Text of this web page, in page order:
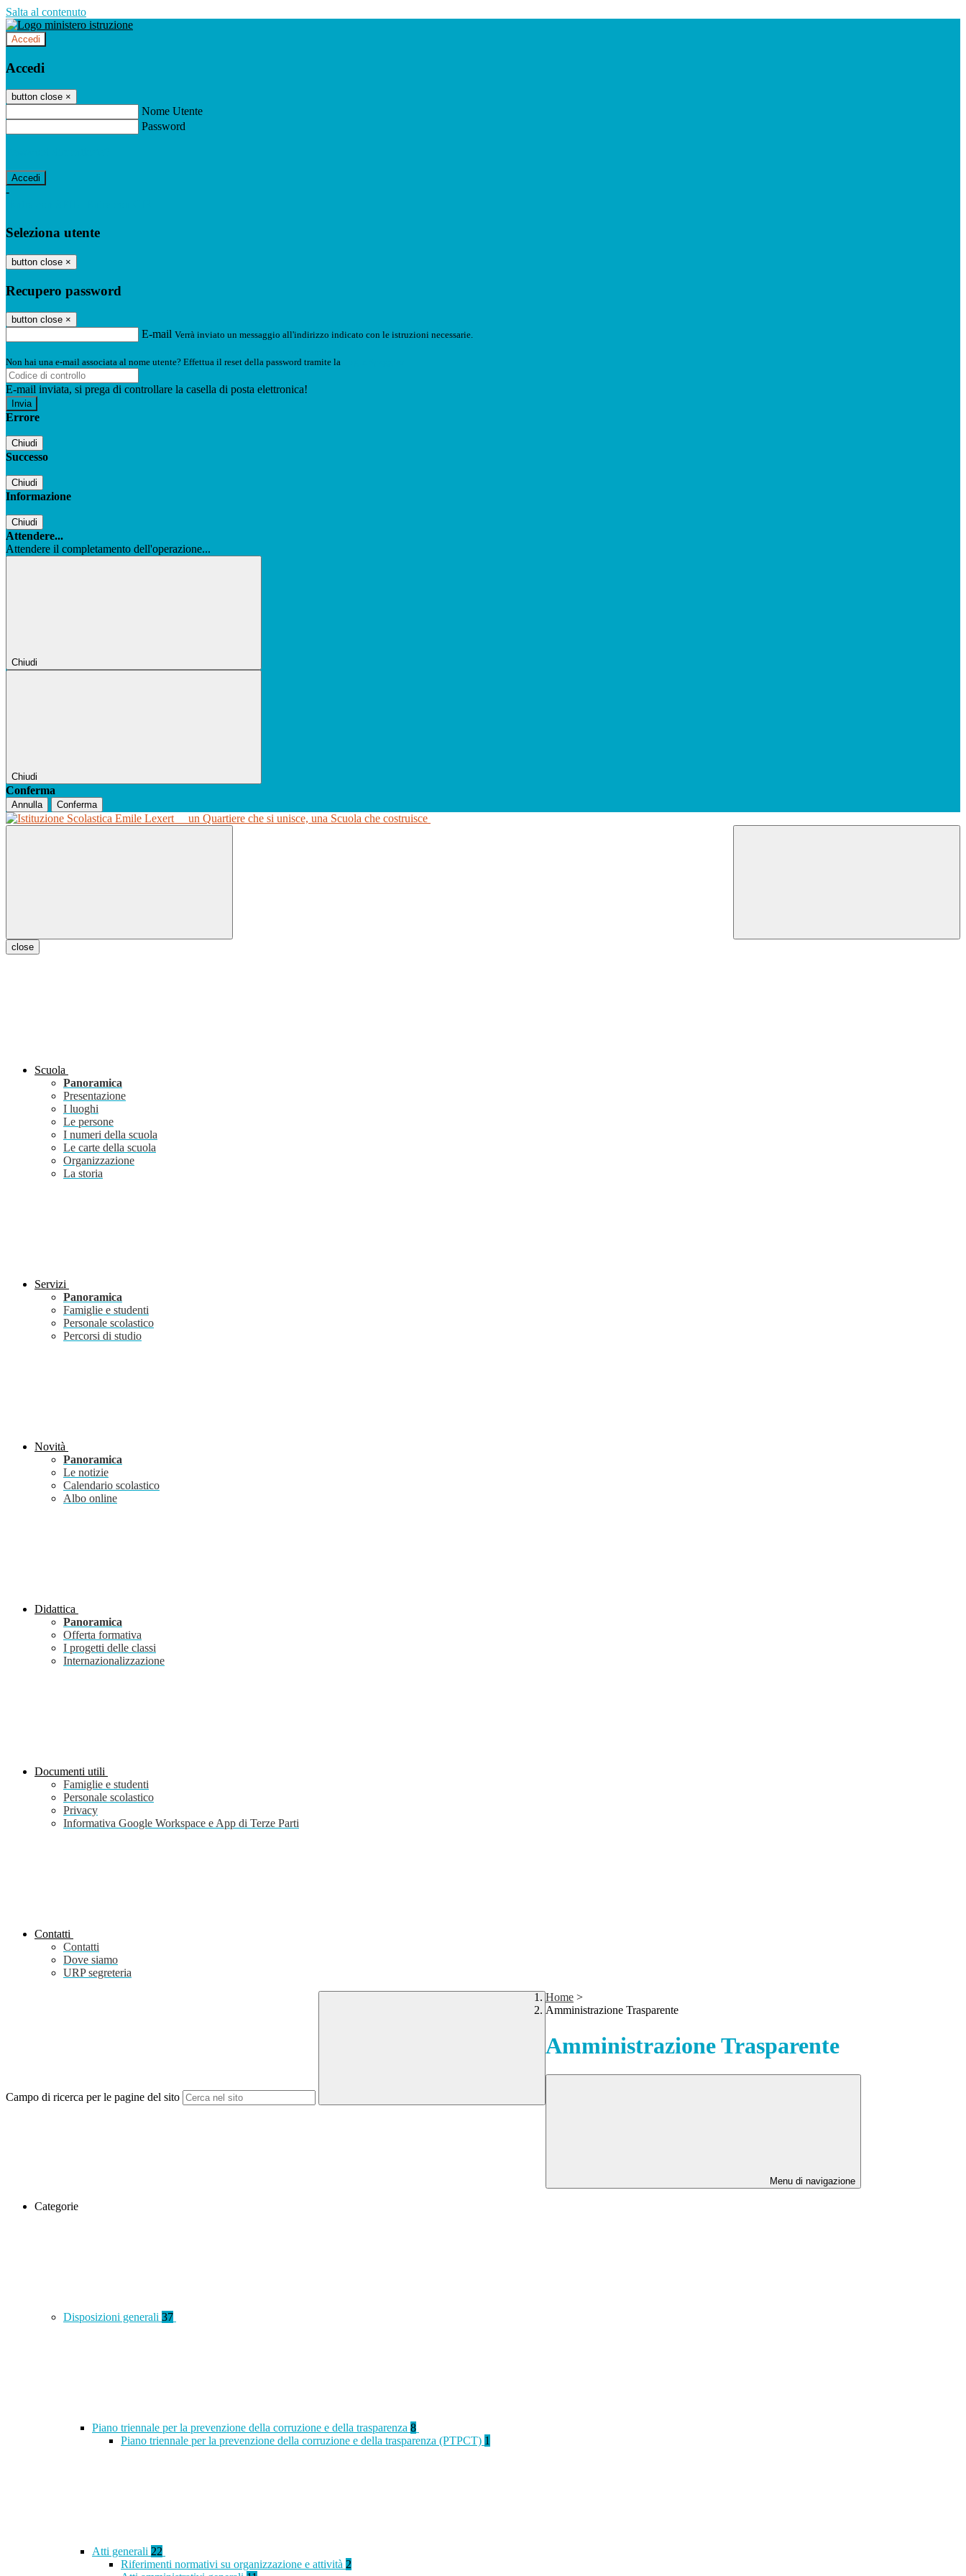
Salta al contenuto
Accedi
Accedi
button close ×
Nome Utente
Password
-
Seleziona utente
button close ×
Recupero password
button close ×
E-mail Verrà inviato un messaggio all'indirizzo indicato con le istruzioni necessarie.
Non hai una e-mail associata al nome utente? Effettua il reset della password tramite la
E-mail inviata, si prega di controllare la casella di posta elettronica!
Errore
Chiudi
Successo
Chiudi
Informazione
Chiudi
Attendere...
Attendere il completamento dell'operazione...
Chiudi
Chiudi
Conferma
Annulla Conferma
un Quartiere che si unisce, una Scuola che costruisce
close
Scuola
Panoramica
Presentazione
I luoghi
Le persone
I numeri della scuola
Le carte della scuola
Organizzazione
La storia
Servizi
Panoramica
Famiglie e studenti
Personale scolastico
Percorsi di studio
Novità
Panoramica
Le notizie
Calendario scolastico
Albo online
Didattica
Panoramica
Offerta formativa
I progetti delle classi
Internazionalizzazione
Documenti utili
Famiglie e studenti
Personale scolastico
Privacy
Informativa Google Workspace e App di Terze Parti
Contatti
Contatti
Dove siamo
URP segreteria
Campo di ricerca per le pagine del sito
Home >
Amministrazione Trasparente
Amministrazione Trasparente
Menu di navigazione
Categorie
Disposizioni generali 37
Piano triennale per la prevenzione della corruzione e della trasparenza 8
Piano triennale per la prevenzione della corruzione e della trasparenza (PTPCT) 1
Atti generali 22
Riferimenti normativi su organizzazione e attività 2